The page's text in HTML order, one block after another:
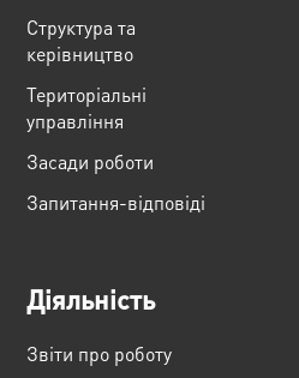
Структура та
керівництво
Територіальні
управління
Засади роботи
Запитання-відповіді
Діяльність
Звіти про роботу